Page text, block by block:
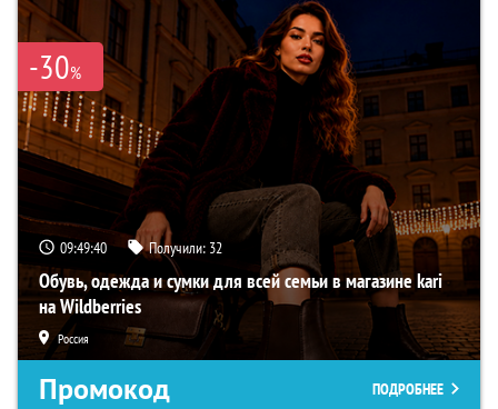
-30%
09:49:39 Получили: 32
Обувь, одежда и сумки для всей семьи в магазине kari
на Wildberries
Россия
Промокод ПОДРОБНЕЕ